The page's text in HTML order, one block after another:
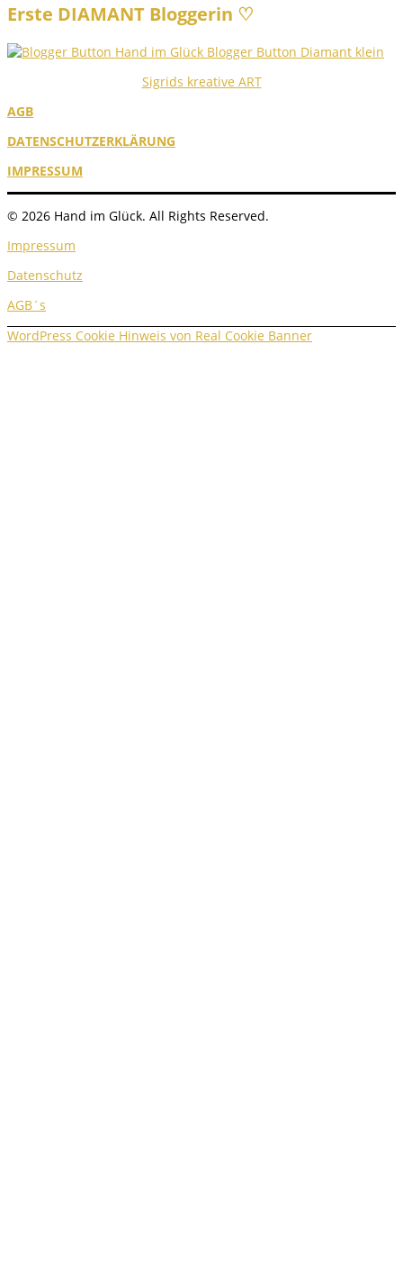
Erste DIAMANT Bloggerin ♡
Sigrids kreative ART
AGB
DATENSCHUTZERKLÄRUNG
IMPRESSUM
© 2026 Hand im Glück. All Rights Reserved.
Impressum
Datenschutz
AGB´s
WordPress Cookie Hinweis von Real Cookie Banner